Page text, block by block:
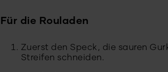
Für die Rouladen
Zuerst den Speck, die sauren
Streifen schneiden.